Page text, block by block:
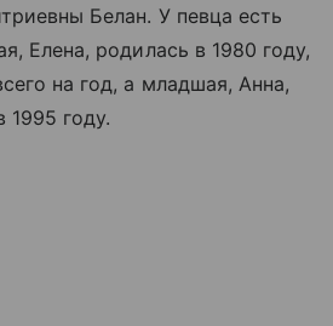
Белан. У певца есть
Елена, родилась в 1980 году,
на год, а младшая, Анна,
1995 году.